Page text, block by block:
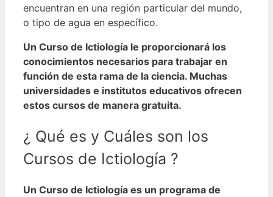
encuentran en una región particular del mundo,
o tipo de agua en específico.
Un Curso de Ictiología le proporcionará los
conocimientos necesarios para trabajar en
función de esta rama de la ciencia. Muchas
universidades e institutos educativos ofrecen
estos cursos de manera gratuita.
¿ Qué es y Cuáles son los
Cursos de Ictiología ?
Un Curso de Ictiología es un programa de